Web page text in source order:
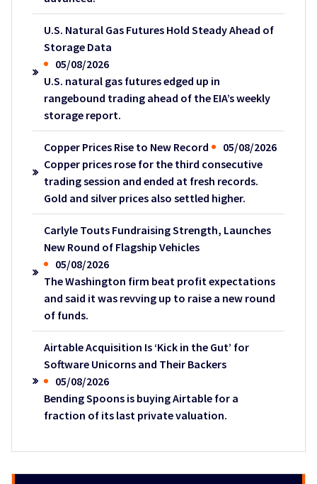
U.S. Natural Gas Futures Hold Steady Ahead of
Storage Data
05/08/2026
U.S. natural gas futures edged up in
rangebound trading ahead of the EIA’s weekly
storage report.
Copper Prices Rise to New Record
05/08/2026
Copper prices rose for the third consecutive
trading session and ended at fresh records.
Gold and silver prices also settled higher.
Carlyle Touts Fundraising Strength, Launches
New Round of Flagship Vehicles
05/08/2026
The Washington firm beat profit expectations
and said it was revving up to raise a new round
of funds.
Airtable Acquisition Is ‘Kick in the Gut’ for
Software Unicorns and Their Backers
05/08/2026
Bending Spoons is buying Airtable for a
fraction of its last private valuation.